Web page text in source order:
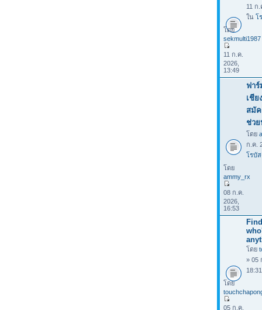
11 ก.
ใน โ
โดย
sekmulti1987
11 ก.ค.
2026,
13:49
ฟา
เชีย
สมัค
ช่วย
โดย
ก.ค.
โรบั
โดย
ammy_rx
08 ก.ค.
2026,
16:53
โดย
» 05
โดย
05 ก.ค.